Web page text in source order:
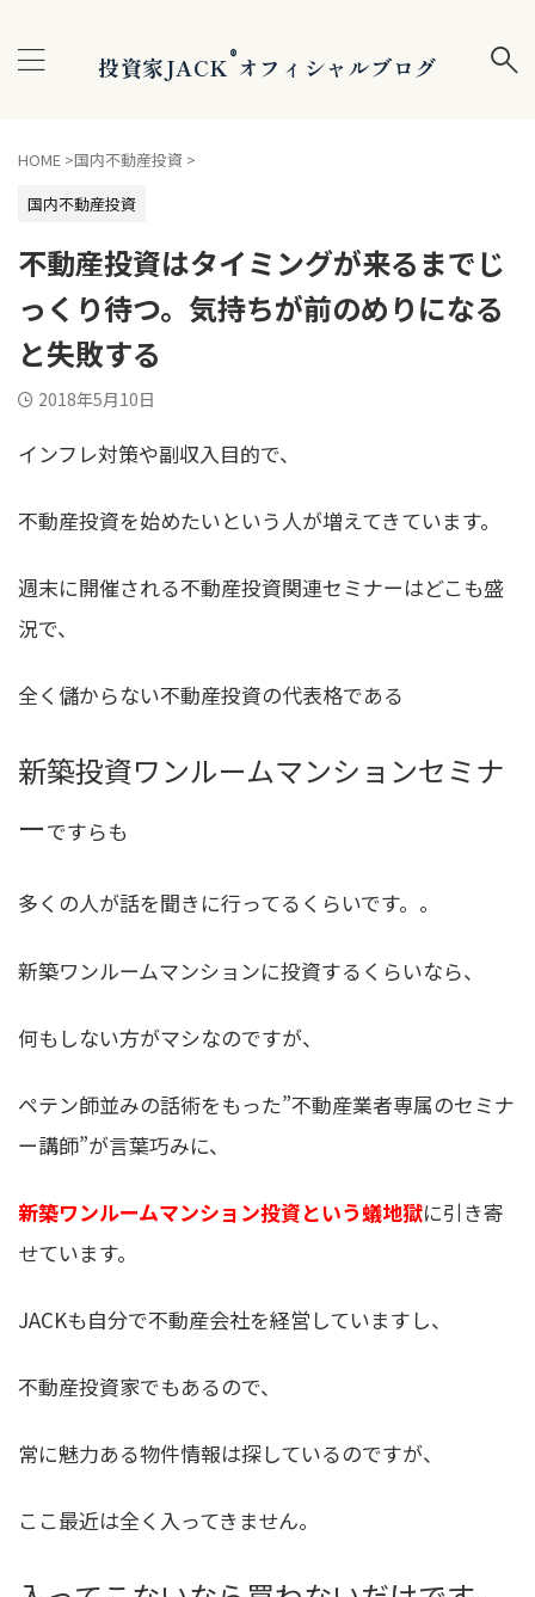
投資家JACK®オフィシャルブログ
HOME >国内不動産投資 >
国内不動産投資
不動産投資はタイミングが来るまでじ
っくり待つ。気持ちが前のめりになる
と失敗する
2018年5月10日
インフレ対策や副収入目的で、
不動産投資を始めたいという人が増えてきています。
週末に開催される不動産投資関連セミナーはどこも盛
況で、
全く儲からない不動産投資の代表格である
新築投資ワンルームマンションセミナ
ーですらも
多くの人が話を聞きに行ってるくらいです。。
新築ワンルームマンションに投資するくらいなら、
何もしない方がマシなのですが、
ペテン師並みの話術をもった”不動産業者専属のセミナ
ー講師”が言葉巧みに、
新築ワンルームマンション投資という蟻地獄に引き寄
せています。
JACKも自分で不動産会社を経営していますし、
不動産投資家でもあるので、
常に魅力ある物件情報は探しているのですが、
ここ最近は全く入ってきません。